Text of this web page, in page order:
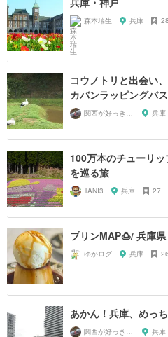
森本瑞生 兵庫 28
コウノトリと出会い
カバンラッピングバ
兵庫
100万本のチューリ
を巡る旅
TANI3 兵庫 27
プリンMAP🍮/ 兵庫県
ゆかログ 兵庫 26
あかん！兵庫、めっ
兵庫